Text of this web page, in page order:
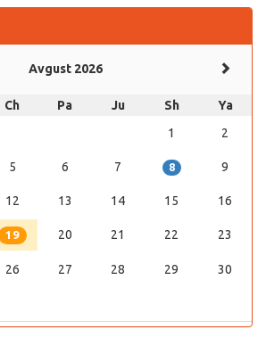
Avgust 2026
Ch Pa Ju Sh
Ya
1
2
5 6 7 8 9
12 13 14 15 16
19 20 21 22 23
26 27 28 29 30